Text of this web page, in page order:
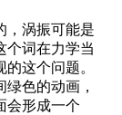
涡振可能是
个词在力学当
这个问题。
色的动画，
会形成一个